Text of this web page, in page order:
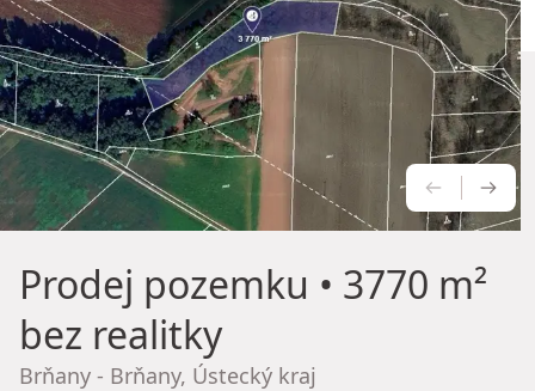
Prodej pozemku • 3770 m²
bez realitky
Brňany - Brňany, Ústecký kraj